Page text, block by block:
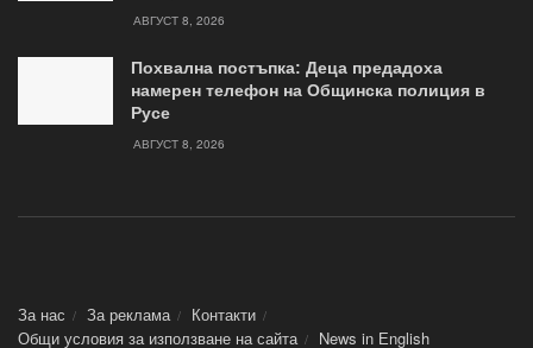
АВГУСТ 8, 2026
Похвална постъпка: Деца предадоха
намерен телефон на Общинска полиция в
Русе
АВГУСТ 8, 2026
За нас За реклама
Контакти
Общи условия за използване на сайта
News in Еnglish